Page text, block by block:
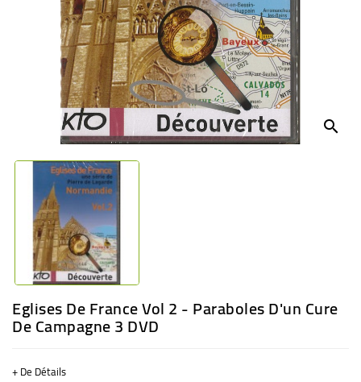
CULTUREL
search
Eglises De France Vol 2 - Paraboles D'un Cure
De Campagne 3 DVD
+ De Détails